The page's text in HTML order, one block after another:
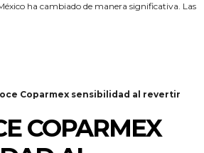
ha cambiado de manera significativa. Las